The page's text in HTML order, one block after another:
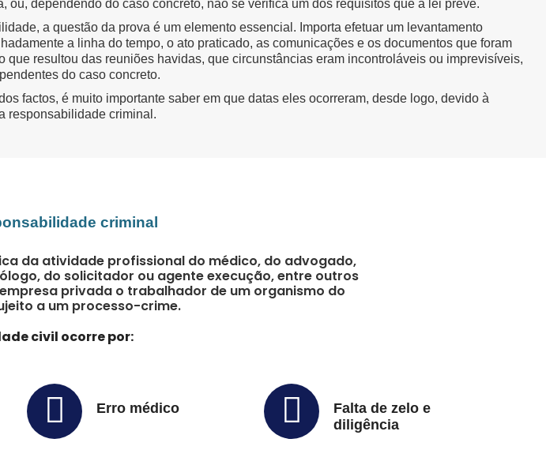
ou, dependendo do caso concreto, não se verifica um dos requisitos que a lei prevê.
a questão da prova é um elemento essencial. Importa efetuar um levantamento
a linha do tempo, o ato praticado, as comunicações e os documentos que foram
que resultou das reuniões havidas, que circunstâncias eram incontroláveis ou imprevisíveis,
do caso concreto.
factos, é muito importante saber em que datas eles ocorreram, desde logo, devido à
responsabilidade criminal.
criminal
da atividade profissional do médico, do advogado,
do solicitador ou agente execução, entre outros
privada o trabalhador de um organismo do
a um processo-crime.
civil ocorre por:
Erro médico
Falta de zelo e
diligência